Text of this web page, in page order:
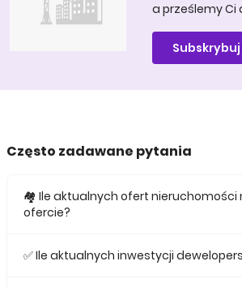
a prześlemy Ci
Subskrybuj
Często zadawane pytania
🏘️ Ile aktualnych ofert nieruchomości
ofercie?
✅ Ile aktualnych inwestycji